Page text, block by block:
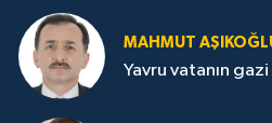
MAHMUT
Yavru vatanın